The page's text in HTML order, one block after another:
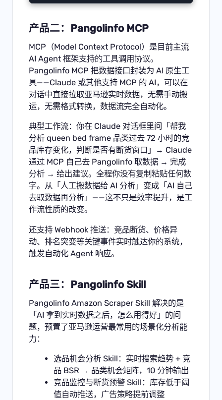
产品二：Pangolinfo MCP
MCP（Model Context Protocol）是目前主流
AI Agent 框架支持的工具调用协议。
Pangolinfo MCP 把数据接口封装为 AI 原生工
具——Claude 或其他支持 MCP 的 AI，可以在
对话中直接拉取亚马逊实时数据，无需手动搬
运，无需格式转换，数据流完全自动化。
典型工作流：你在 Claude 对话框里问「帮我
分析 queen bed frame 品类过去 72 小时的竞
品库存变化，判断是否有断货窗口」→ Claude
通过 MCP 自己去 Pangolinfo 取数据 → 完成
分析 → 给出建议。全程你没有复制粘贴任何数
字。从「人工搬数据给 AI 分析」变成「AI 自己
去取数据再分析」——这不只是效率提升，是工
作流性质的改变。
还支持 Webhook 推送：竞品断货、价格异
动、排名突变等关键事件实时触达你的系统，
触发自动化 Agent 响应。
产品三：Pangolinfo Skill
Pangolinfo Amazon Scraper Skill 解决的是
「AI 拿到实时数据之后，怎么用得好」的问
题，预置了亚马逊运营最常用的场景化分析能
力：
选品机会分析 Skill：实时搜索趋势 + 竞
品 BSR → 品类机会矩阵，10 分钟输出
竞品监控与断货预警 Skill：库存低于阈
值自动推送，广告策略提前调整